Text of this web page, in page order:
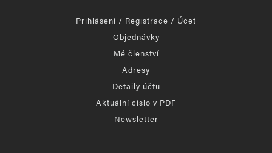
Přihlášení / Registrace / Účet
Objednávky
Mé členství
Adresy
Detaily účtu
Aktuální číslo v PDF
Newsletter